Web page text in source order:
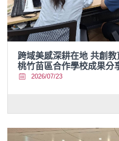
跨域美感深耕在地 共創
桃竹苗區合作學校成果分
2026/07/23